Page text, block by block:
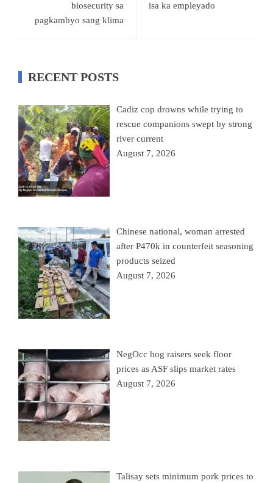
biosecurity sa
pagkambyo sang klima
isa ka empleyado
RECENT POSTS
Cadiz cop drowns while trying to
rescue companions swept by strong
river current
August 7, 2026
Chinese national, woman arrested
after P470k in counterfeit seasoning
products seized
August 7, 2026
NegOcc hog raisers seek floor
prices as ASF slips market rates
August 7, 2026
Talisay sets minimum pork prices to